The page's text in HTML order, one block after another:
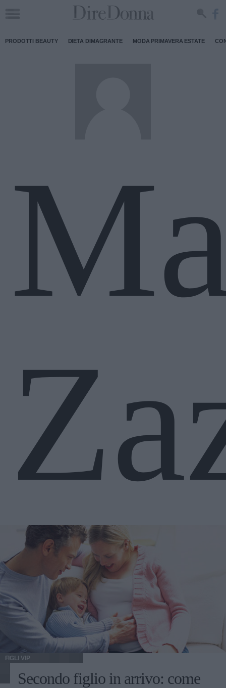
PRODOTTI BEAUTY DIETA DIMAGRANTE MODA PRIMAVERA ESTATE
FIGLI VIP
Secondo figlio in arrivo: come